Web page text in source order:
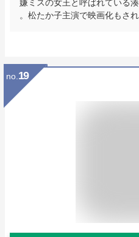
嫌ミスの女王と呼ばれている
。松たか子主演で映画化もさ
no. 19